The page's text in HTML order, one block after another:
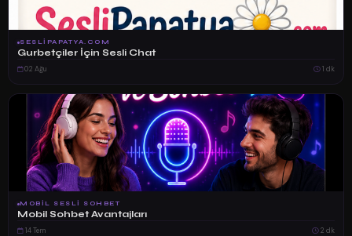
SESLIPAPATYA.COM
Gurbetçiler İçin Sesli Chat
02 Ağu 1 dk
MOBIL SESLI SOHBET
Mobil Sohbet Avantajları
14 Tem 2 dk